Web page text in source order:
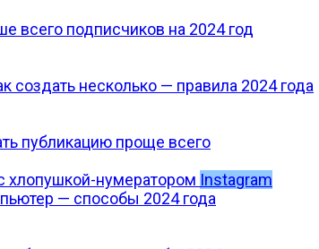
всего подписчиков на 2024 год
создать несколько — правила 2024 года
публикацию проще всего
Instagram
— способы 2024 года